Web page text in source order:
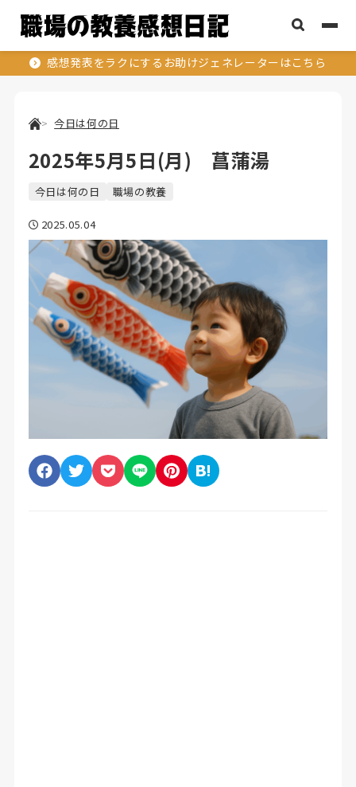
感想発表をラクにするお助けジェネレーターはこちら
今日は何の日
2025年5月5日(月) 菖蒲湯
今日は何の日 職場の教養
2025.05.04